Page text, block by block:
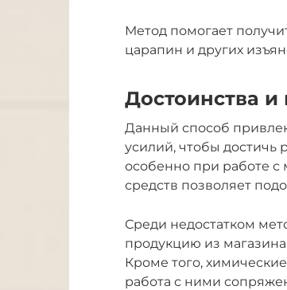
Метод помогает
царапин и других
Достоинства и
Данный способ
усилий, чтобы достичь
особенно при работе
средств позволяет
Среди недостатком
продукцию из
Кроме того,
работа с ними